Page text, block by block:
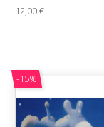
12,00 €
-15%